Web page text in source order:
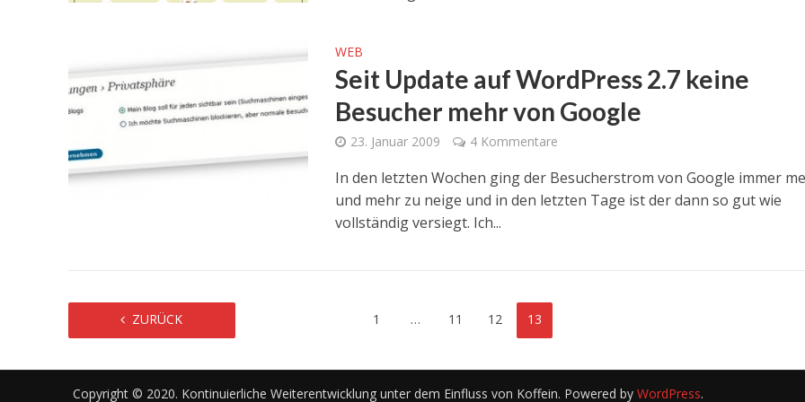
WEB
Seit Update auf WordPress 2.7 keine
Besucher mehr von Google
23. Januar 2009 4 Kommentare
In den letzten Wochen ging der Besucherstrom von Google immer
und mehr zu neige und in den letzten Tage ist der dann so gut wie
vollständig versiegt. Ich...
ZURÜCK 1 … 11 12 13
Copyright © 2020. Kontinuierliche Weiterentwicklung unter dem Einfluss von Koffein. Powered by WordPress.